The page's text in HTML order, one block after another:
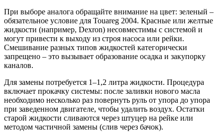
При выборе аналога обращайте внимание на цвет: зеленый –
обязательное условие для Touareg 2004. Красные или желтые
жидкости (например, Dexron) несовместимы с системой и
могут привести к выходу из строя насоса или рейки.
Смешивание разных типов жидкостей категорически
запрещено – это вызывает образование осадка и закупорку
каналов.
Для замены потребуется 1–1,2 литра жидкости. Процедура
включает прокачку системы: после заливки нового масла
необходимо несколько раз повернуть руль от упора до упора
при заведенном двигателе, чтобы удалить воздух. Остатки
старой жидкости сливаются через штуцер на рейке или
методом частичной замены (слив через бачок).